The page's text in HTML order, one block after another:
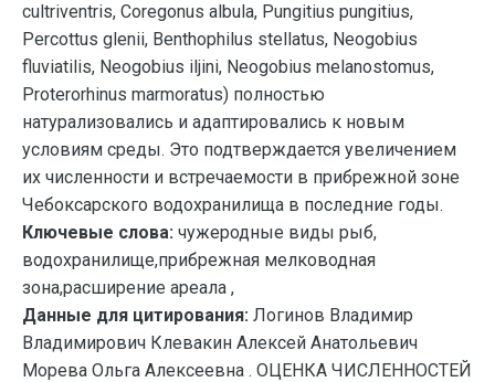
cultriventris, Coregonus albula, Pungitius pungitius,
Percottus glenii, Benthophilus stellatus, Neogobius
fluviatilis, Neogobius iljini, Neogobius melanostomus,
Proterorhinus marmoratus) полностью
натурализовались и адаптировались к новым
условиям среды. Это подтверждается увеличением
их численности и встречаемости в прибрежной зоне
Чебоксарского водохранилища в последние годы.
Ключевые слова: чужеродные виды рыб,
водохранилище,прибрежная мелководная
зона,расширение ареала ,
Данные для цитирования: Логинов Владимир
Владимирович Клевакин Алексей Анатольевич
Морева Ольга Алексеевна . ОЦЕНКА ЧИСЛЕННОСТЕЙ